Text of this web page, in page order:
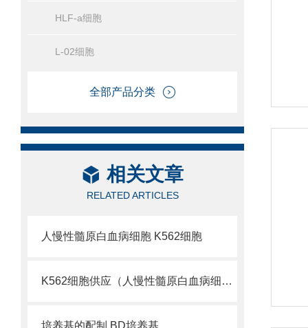
HLF-a细胞
L-02细胞
全部产品分类
相关文章
RELATED ARTICLES
人慢性髓原白血病细胞 K562细胞
K562细胞供应（人慢性髓原白血病细胞实验）
培养基的配制 BD培养基